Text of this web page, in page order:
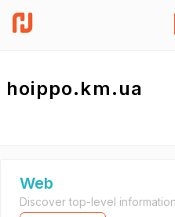
hoippo.km.ua
Web
Discover top-level